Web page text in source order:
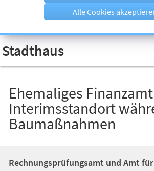
Visuelle
Assistenzsoftware
öffnen.
Alle Cookies
Stadthaus
Ehemaliges
Interimsstandort
Baumaßnahmen
Rechnungsprüfungsamt und Amt